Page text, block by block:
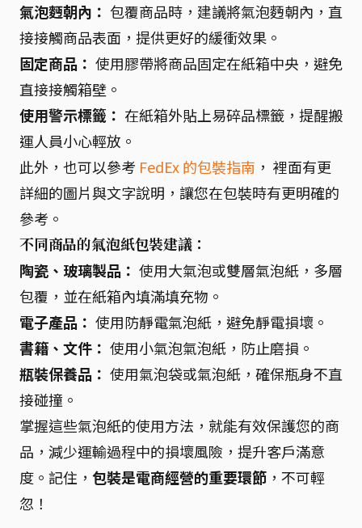
氣泡麪朝內： 包覆商品時，建議將氣泡麪朝內，直
接接觸商品表面，提供更好的緩衝效果。
固定商品： 使用膠帶將商品固定在紙箱中央，避免
直接接觸箱壁。
使用警示標籤： 在紙箱外貼上易碎品標籤，提醒搬
運人員小心輕放。
此外，也可以參考 FedEx 的包裝指南 ， 裡面有更
詳細的圖片與文字說明，讓您在包裝時有更明確的
參考。
不同商品的氣泡紙包裝建議：
陶瓷、玻璃製品： 使用大氣泡或雙層氣泡紙，多層
包覆，並在紙箱內填滿填充物。
電子產品： 使用防靜電氣泡紙，避免靜電損壞。
書籍、文件： 使用小氣泡氣泡紙，防止磨損。
瓶裝保養品： 使用氣泡袋或氣泡紙，確保瓶身不直
接碰撞。
掌握這些氣泡紙的使用方法，就能有效保護您的商
品，減少運輸過程中的損壞風險，提升客戶滿意
度。記住， 包裝是電商經營的重要環節 ，不可輕
忽！